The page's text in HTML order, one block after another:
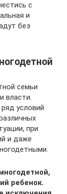
с
и
без
семьи
власти.
условий
при
и даже
ребенок.